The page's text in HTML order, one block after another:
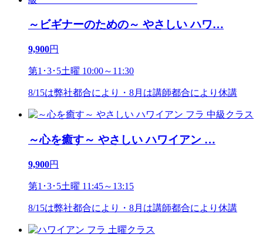
～ビギナーのための～ やさしい ハワ…
9,900円
第1･3･5土曜 10:00～11:30
8/15は弊社都合により・8月は講師都合により休講
～心を癒す～ やさしい ハワイアン …
9,900円
第1･3･5土曜 11:45～13:15
8/15は弊社都合により・8月は講師都合により休講